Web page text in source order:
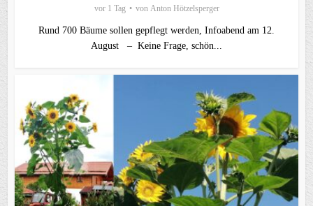
vor 1 Tag von Anton Hötzelsperger
Rund 700 Bäume sollen gepflegt werden, Infoabend am 12.
August – Keine Frage, schön...